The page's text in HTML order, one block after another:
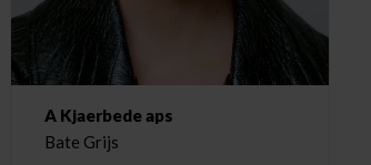
A Kjaerbede aps
Bate Grijs